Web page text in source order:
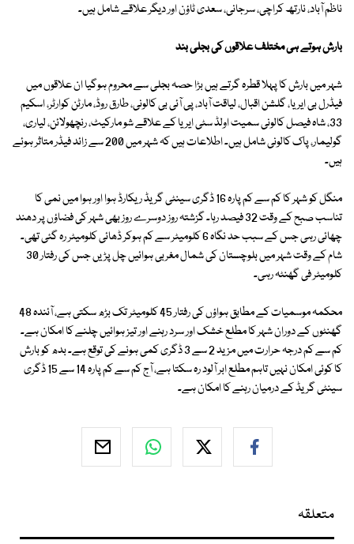
ناظم آباد، نارتھ کراچی، سرجانی، سعدی ٹاؤن اور دیگر علاقے شامل ہیں۔
بارش ہوتے ہی مختلف علاقوں کی بجلی بند
شہر میں بارش کا پہلا قطرہ گرتے ہیں بڑا حصہ بجلی سے محروم ہوگیا ان علاقوں میں
فیڈرل بی ایریا، گلشن اقبال، لیاقت آباد، پی آئی بی کالونی، طارق روڈ، مارٹن کوارٹر، اسکیم
33، شاہ فیصل کالونی سمیت اولڈ سٹی ایریا کے علاقے شو مارکیٹ، رنچھولائن، لیاری،
گولیمار، پاک کالونی شامل ہیں۔ اطلاعات ہیں کہ شہر میں 200 سے زائد فیڈر متاثر ہوئے
ہیں۔
منگل کو شہر کا کم سے کم پارہ 16 ڈگری سینٹی گریڈ ریکارڈ ہوا اور ہوا میں نمی کا
تناسب صبح کے وقت 32 فیصد رہا۔ گزشتہ روز دوسرے روز بھی شہر کی فضاؤں پر دھند
چھائی رہی جس کے سبب حد نگاہ 6 کلومیٹر سے کم ہوکر ڈھائی کلومیٹر رہ گئی تھی۔
شام کے وقت شہر میں بلوچستان کی شمال مغربی ہوائیں چل پڑیں جس کی رفتار 30
کلومیٹر فی گھنٹہ رہی۔
محکمہ موسمیات کے مطابق ہواؤں کی رفتار 45 کلومیٹر تک بڑھ سکتی ہے، آئندہ 48
گھنٹوں کے دوران شہر کا مطلع خشک اور سرد رہنے اور تیز ہوائیں چلنے کا امکان ہے۔
کم سے کم درجہ حرارت میں مزید 2 سے 3 ڈگری کمی ہونے کی توقع ہے۔ بدھ کو بارش
کا کوئی امکان نہیں تاہم مطلع ابر آلود رہ سکتا ہے، آج کم سے کم پارہ 14 سے 15 ڈگری
سینٹی گریڈ کے درمیان رہنے کا امکان ہے۔
متعلقہ